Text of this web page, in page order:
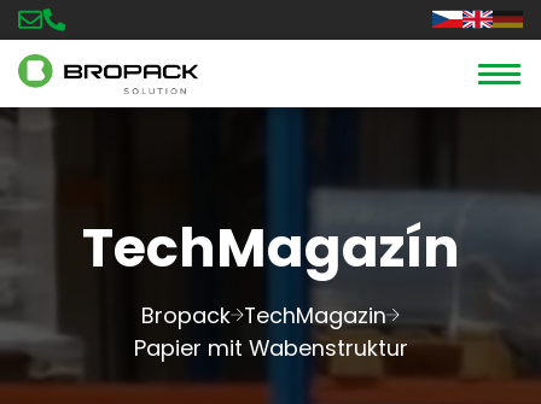
TechMagazín
Bropack TechMagazin
Papier mit Wabenstruktur